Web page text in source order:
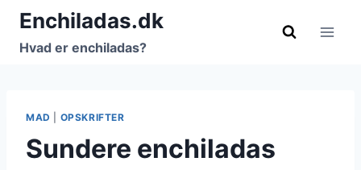
Fortsæt
indhold
Enchiladas.dk
Hvad er enchiladas?
MAD OPSKRIFTER
Sundere enchiladas